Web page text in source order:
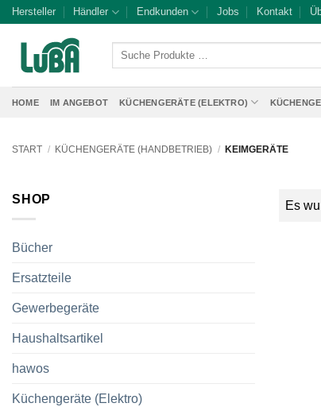
Zum
springen
Hersteller Händler Endkunden Jobs Kontakt
Suche
HOME IM ANGEBOT KÜCHENGERÄTE (ELEKTRO)
START / KÜCHENGERÄTE (HANDBETRIEB) / KEIMGERÄTE
SHOP
Bücher
Ersatzteile
Gewerbegeräte
Haushaltsartikel
hawos
Küchengeräte (Elektro)
Es